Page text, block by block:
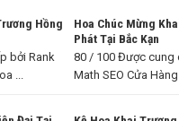
Hồng
bởi Rank
...
Hoa Chúc Mừng
Phát Tại Bắc Kạn
80 / 100 Được cung
Math SEO Cửa Hàng